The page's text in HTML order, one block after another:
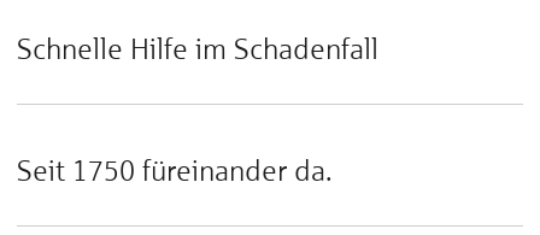
Schnelle Hilfe im Schadenfall
Seit 1750 füreinander da.